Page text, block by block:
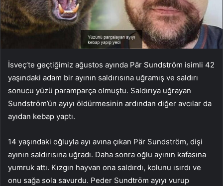
İsveç’te geçtiğimiz ağustos ayında Pär Sundström isimli 42
yaşındaki adam bir ayının saldırısına uğramış ve saldırı
sonucu yüzü paramparça olmuştu. Saldırıya uğrayan
Sundström’ün ayıyı öldürmesinin ardından diğer avcılar da
ayıdan kebap yaptı.
14 yaşındaki oğluyla ayı avına çıkan Pär Sundström, dişi
ayının saldırısına uğradı. Daha sonra oğlu ayının kafasına
yumruk attı. Kızgın hayvan ona saldırdı, kolunu ısırdı ve
onu sağa sola savurdu. Peder Sundtröm ayıyı vurup